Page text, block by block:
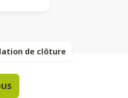
de clôture